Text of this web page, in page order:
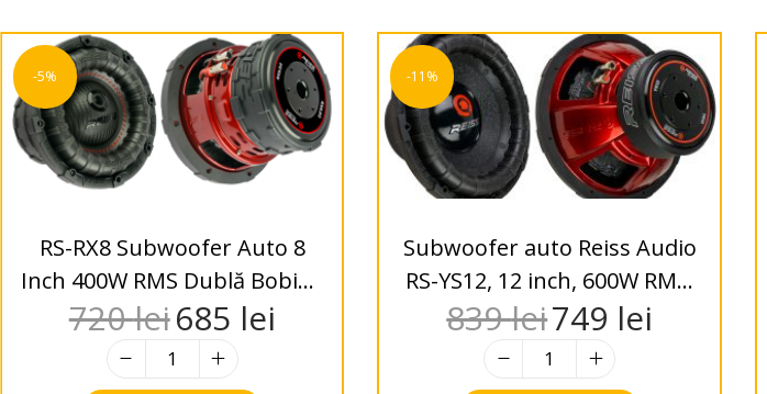
-5%
RS-RX8 Subwoofer Auto 8
Inch 400W RMS Dublă Bobină
2×2Ω / 2×4Ω
720lei685 lei
-11%
Subwoofer auto Reiss Audio
RS-YS12, 12 inch, 600W RMS,
Dual 4 Ohm / 2 Ohm
839lei749 lei